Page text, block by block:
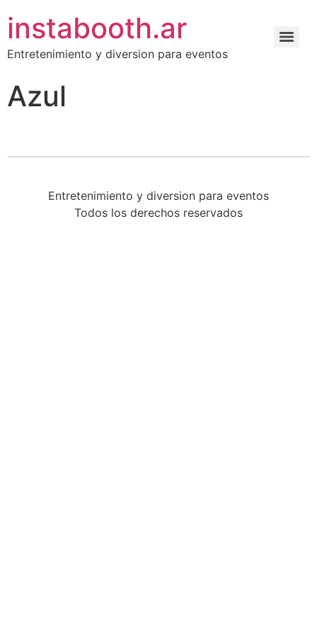
instabooth.ar
Entretenimiento y diversion para eventos
Azul
Entretenimiento y diversion para eventos
Todos los derechos reservados